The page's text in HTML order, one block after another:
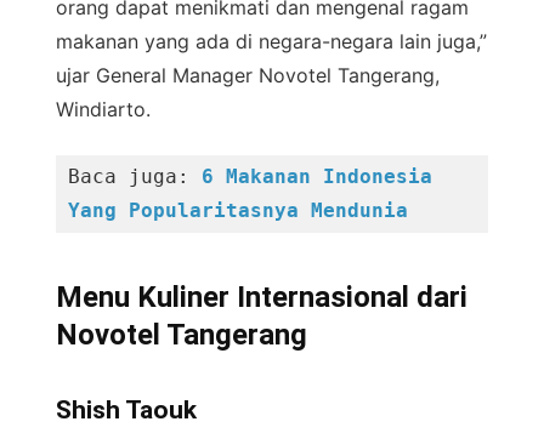
orang dapat menikmati dan mengenal ragam
makanan yang ada di negara-negara lain juga,”
ujar General Manager Novotel Tangerang,
Windiarto.
Baca juga: 6 Makanan Indonesia
Yang Popularitasnya Mendunia
Menu Kuliner Internasional dari
Novotel Tangerang
Shish Taouk